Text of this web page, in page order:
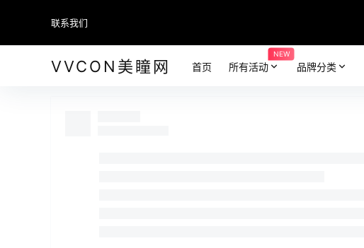
联系我们
VVCON美瞳网 首页 所有活动
NEW
品牌分类